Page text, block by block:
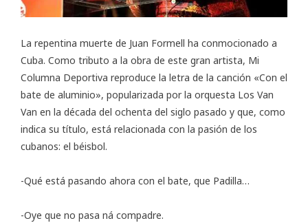
La repentina muerte de Juan Formell ha conmocionado a
Cuba. Como tributo a la obra de este gran artista, Mi
Columna Deportiva reproduce la letra de la canción «Con el
bate de aluminio», popularizada por la orquesta Los Van
Van en la década del ochenta del siglo pasado y que, como
indica su título, está relacionada con la pasión de los
cubanos: el béisbol.
-Qué está pasando ahora con el bate, que Padilla…
-Oye que no pasa ná compadre.